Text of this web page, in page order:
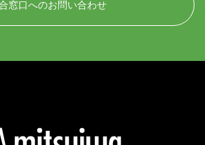
窓口へのお問い合わせ